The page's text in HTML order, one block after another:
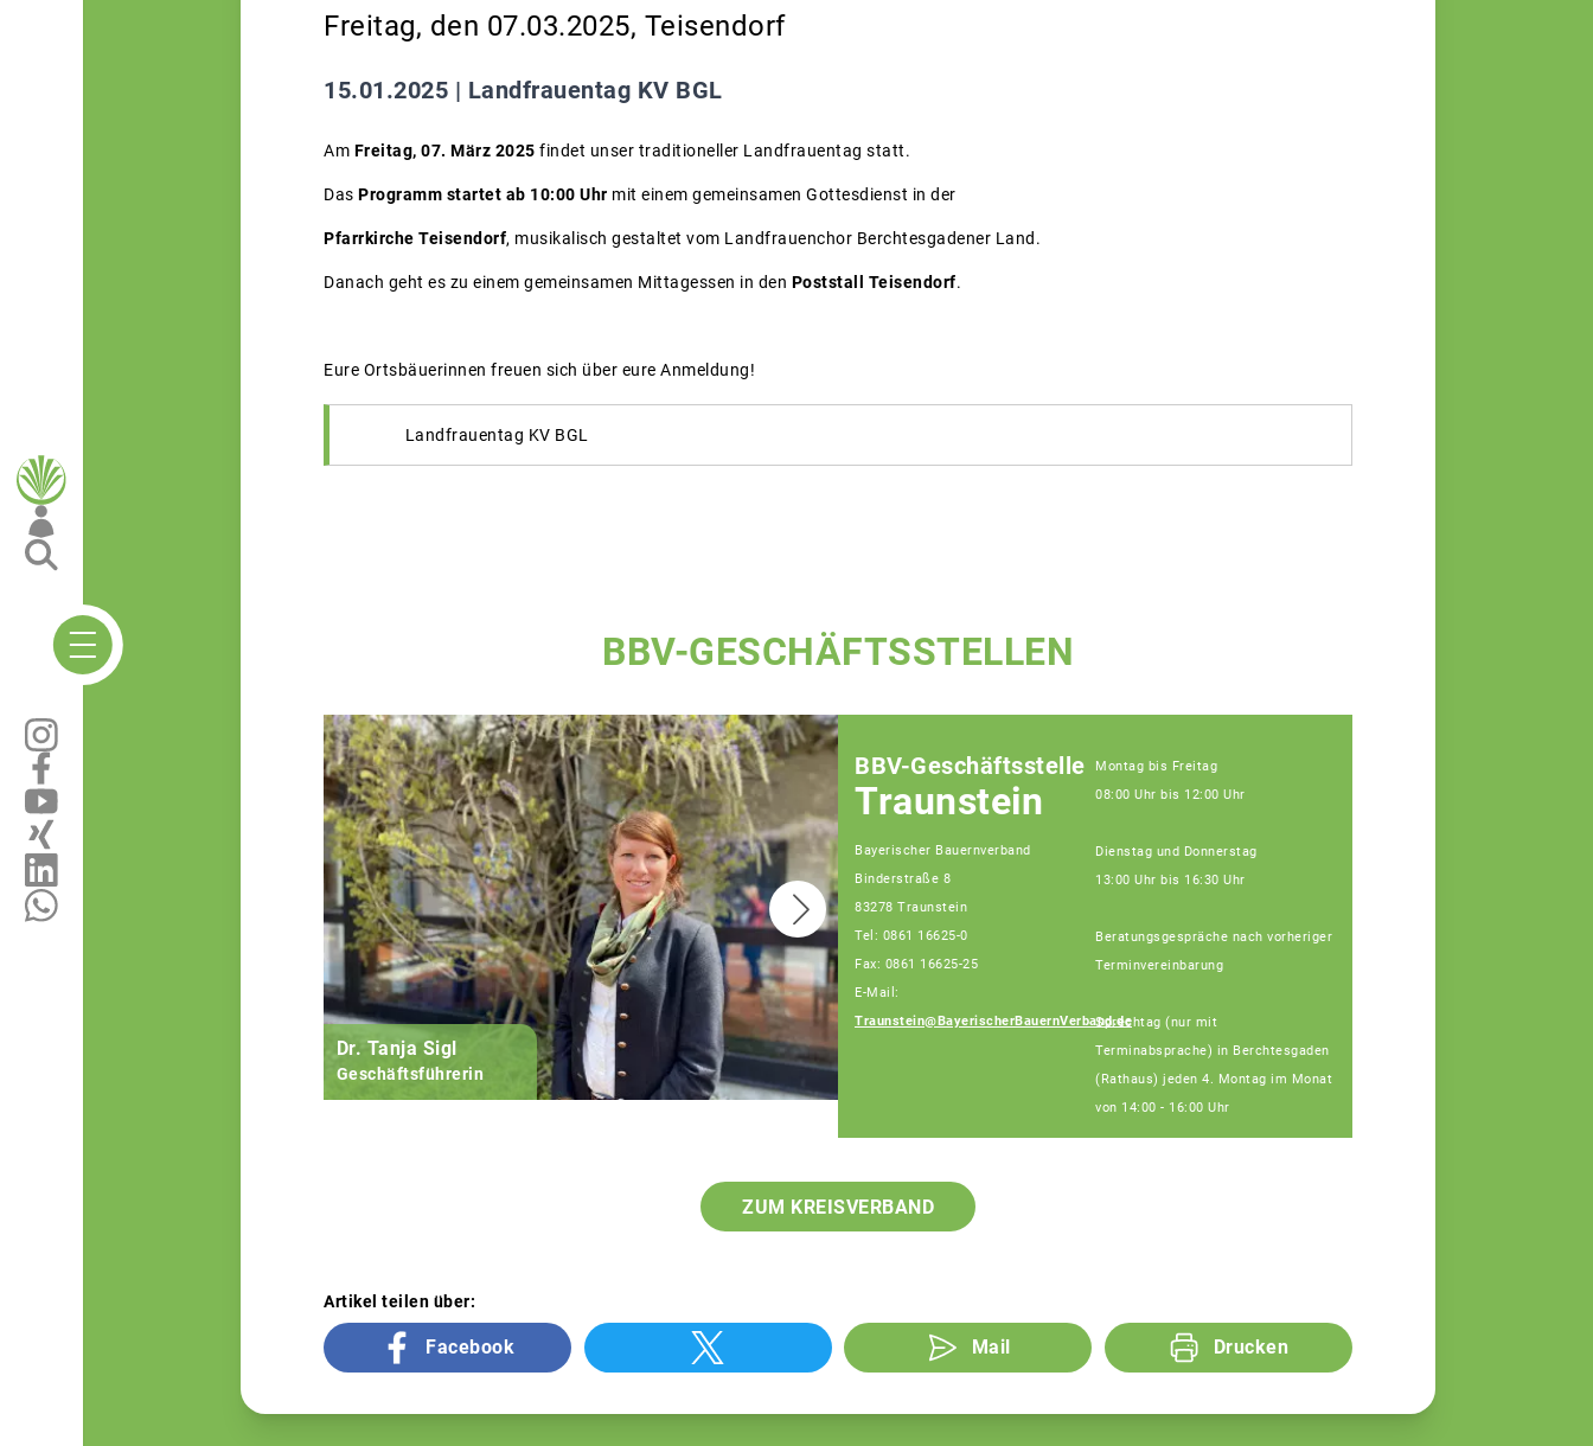
Freitag, den 07.03.2025, Teisendorf
15.01.2025 | Landfrauentag KV BGL
Am Freitag, 07. März 2025 findet unser traditioneller Landfrauentag statt.
Das Programm startet ab 10:00 Uhr mit einem gemeinsamen Gottesdienst in der
Pfarrkirche Teisendorf, musikalisch gestaltet vom Landfrauenchor Berchtesgadener Land.
Danach geht es zu einem gemeinsamen Mittagessen in den Poststall Teisendorf.
Eure Ortsbäuerinnen freuen sich über eure Anmeldung!
Landfrauentag KV BGL
BBV-GESCHÄFTSSTELLEN
Dr. Tanja Sigl
Geschäftsführerin
BBV-Geschäftsstelle
Traunstein
Bayerischer Bauernverband
Binderstraße 8
83278 Traunstein
Tel: 0861 16625-0
Fax: 0861 16625-25
E-Mail:
Traunstein@BayerischerBauernVerband.de
Montag bis Freitag
08:00 Uhr bis 12:00 Uhr
Dienstag und Donnerstag
13:00 Uhr bis 16:30 Uhr
Beratungsgespräche nach vorheriger
Terminvereinbarung
Sprechtag (nur mit
Terminabsprache) in Berchtesgaden
(Rathaus) jeden 4. Montag im Monat
von 14:00 - 16:00 Uhr
ZUM KREISVERBAND
Artikel teilen über:
Facebook Mail Drucken